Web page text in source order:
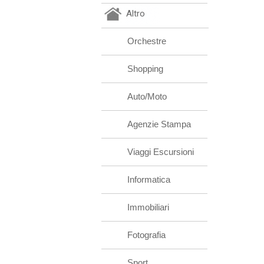
Altro
Orchestre
Shopping
Auto/Moto
Agenzie Stampa
Viaggi Escursioni
Informatica
Immobiliari
Fotografia